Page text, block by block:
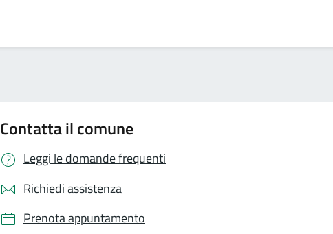
Contatta il comune
Leggi le domande frequenti
Richiedi assistenza
Prenota appuntamento